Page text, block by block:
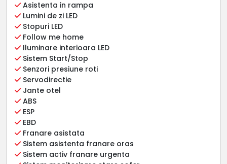
Asistenta in rampa
Lumini de zi LED
Stopuri LED
Follow me home
Iluminare interioara LED
Sistem Start/Stop
Senzori presiune roti
Servodirectie
Jante otel
ABS
ESP
EBD
Franare asistata
Sistem asistenta franare oras
Sistem activ franare urgenta